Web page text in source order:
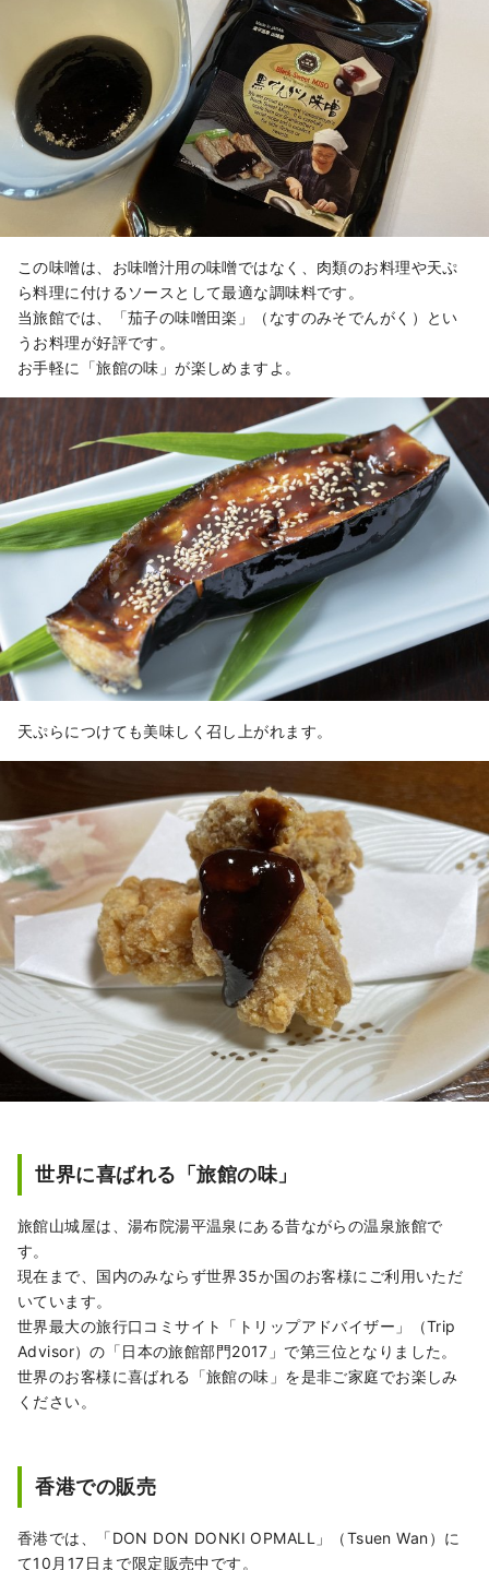
この味噌は、お味噌汁用の味噌ではなく、肉類のお料理や天ぷ
ら料理に付けるソースとして最適な調味料です。
当旅館では、「茄子の味噌田楽」（なすのみそでんがく）とい
うお料理が好評です。
お手軽に「旅館の味」が楽しめますよ。
天ぷらにつけても美味しく召し上がれます。
世界に喜ばれる「旅館の味」
旅館山城屋は、湯布院湯平温泉にある昔ながらの温泉旅館で
す。
現在まで、国内のみならず世界35か国のお客様にご利用いただ
いています。
世界最大の旅行口コミサイト「トリップアドバイザー」（Trip
Advisor）の「日本の旅館部門2017」で第三位となりました。
世界のお客様に喜ばれる「旅館の味」を是非ご家庭でお楽しみ
ください。
香港での販売
香港では、「DON DON DONKI OPMALL」（Tsuen Wan）に
て10月17日まで限定販売中です。